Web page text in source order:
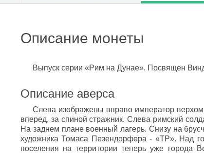
Описание монеты
Выпуск серии «Рим на Дунае». Посвящен
Описание аверса
Слева изображены вправо император
вперед, за спиной стражник. Слева римский
На заднем плане военный лагерь. Снизу на
художника Томаса Пезендорфера - «TP». Над
поселения на территории теперь уже города